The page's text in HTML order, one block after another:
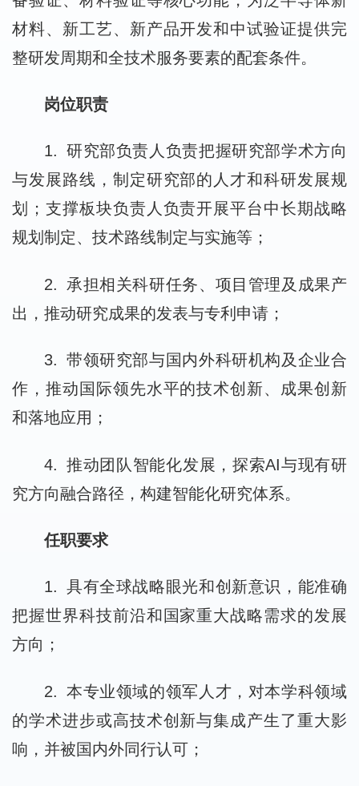
材料、新工艺、新产品开发和中试验证提供完
整研发周期和全技术服务要素的配套条件。
岗位职责
1. 研究部负责人负责把握研究部学术方向
与发展路线，制定研究部的人才和科研发展规
划；支撑板块负责人负责开展平台中长期战略
规划制定、技术路线制定与实施等；
2. 承担相关科研任务、项目管理及成果产
出，推动研究成果的发表与专利申请；
3. 带领研究部与国内外科研机构及企业合
作，推动国际领先水平的技术创新、成果创新
和落地应用；
4. 推动团队智能化发展，探索AI与现有研
究方向融合路径，构建智能化研究体系。
任职要求
1. 具有全球战略眼光和创新意识，能准确
把握世界科技前沿和国家重大战略需求的发展
方向；
2. 本专业领域的领军人才，对本学科领域
的学术进步或高技术创新与集成产生了重大影
响，并被国内外同行认可；